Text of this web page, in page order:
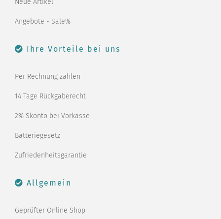
Neue Artikel
Angebote - Sale%
Ihre Vorteile bei uns
Per Rechnung zahlen
14 Tage Rückgaberecht
2% Skonto bei Vorkasse
Batteriegesetz
Zufriedenheitsgarantie
Allgemein
Geprüfter Online Shop